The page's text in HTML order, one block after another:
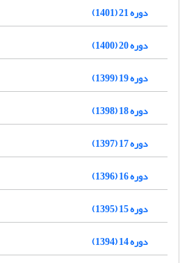
دوره 21 (1401)
دوره 20 (1400)
دوره 19 (1399)
دوره 18 (1398)
دوره 17 (1397)
دوره 16 (1396)
دوره 15 (1395)
دوره 14 (1394)